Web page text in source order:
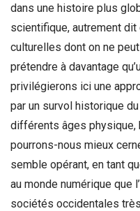
dans une histoire plus
scientifique, autrement
culturelles dont on ne
prétendre à davantage
privilégierons ici une
par un survol historique
différents âges physique,
pourrons-nous mieux
semble opérant, en tant
au monde numérique que
sociétés occidentales